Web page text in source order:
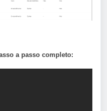
a passo completo: